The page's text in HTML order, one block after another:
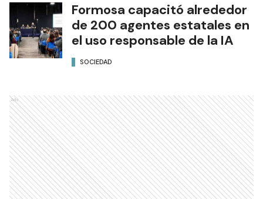
Formosa capacitó alrededor
de 200 agentes estatales en
el uso responsable de la IA
SOCIEDAD
Ads